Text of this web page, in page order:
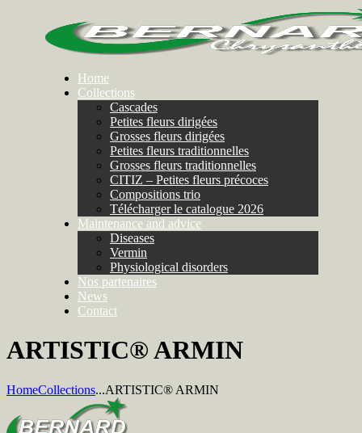
Home
Collections
Cascades
Petites fleurs dirigées
Grosses fleurs dirigées
Petites fleurs traditionnelles
Grosses fleurs traditionnelles
CITIZ – Petites fleurs précoces
Compositions trio
Télécharger le catalogue 2026
Maintenance and advice
Diseases
Vermin
Physiological disorders
Nos partenaires
News
Contact
ARTISTIC® ARMIN
HomeCollections...ARTISTIC® ARMIN